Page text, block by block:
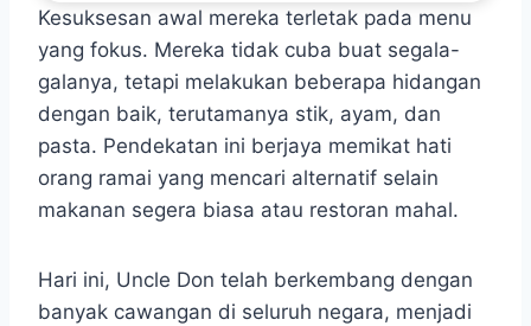
Kesuksesan awal mereka terletak pada menu
yang fokus. Mereka tidak cuba buat segala-
galanya, tetapi melakukan beberapa hidangan
dengan baik, terutamanya stik, ayam, dan
pasta. Pendekatan ini berjaya memikat hati
orang ramai yang mencari alternatif selain
makanan segera biasa atau restoran mahal.
Hari ini, Uncle Don telah berkembang dengan
banyak cawangan di seluruh negara, menjadi